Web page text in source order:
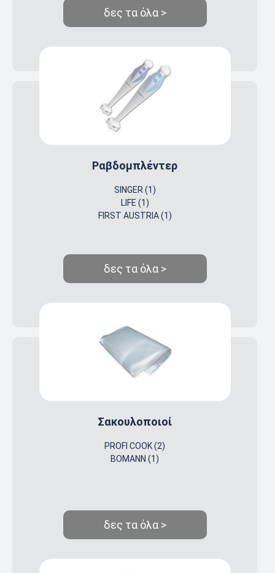
δες τα όλα >
Ραβδομπλέντερ
SINGER (1)
LIFE (1)
FIRST AUSTRIA (1)
δες τα όλα >
Σακουλοποιοί
PROFI COOK (2)
BOMANN (1)
δες τα όλα >